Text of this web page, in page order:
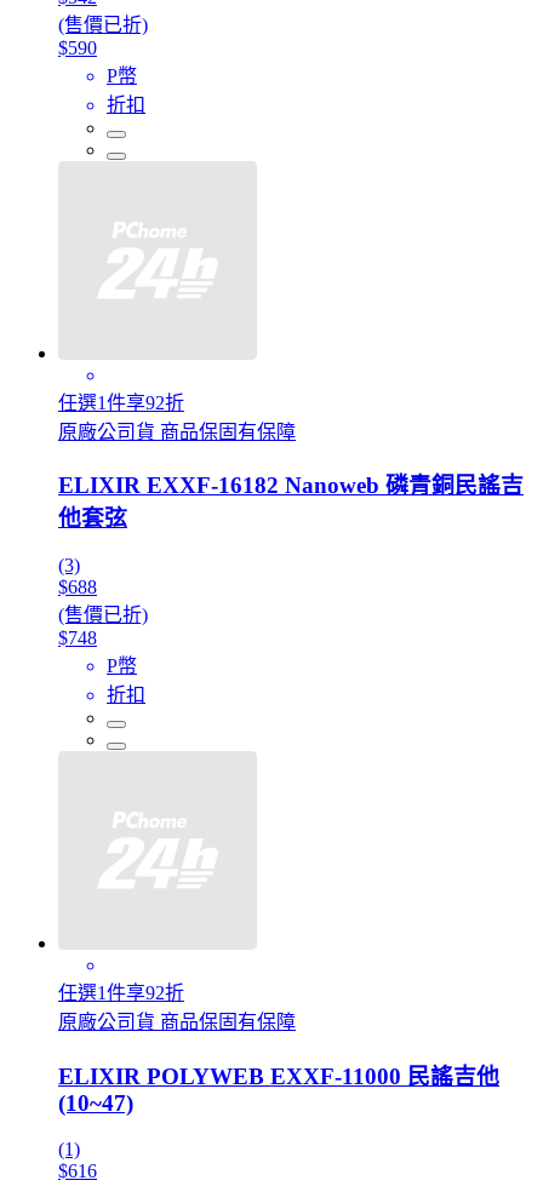
(售價已折)
$590
P幣
折扣
任選1件享92折
原廠公司貨 商品保固有保障
ELIXIR EXXF-16182 Nanoweb 磷青銅民謠吉
他套弦
(3)
$688
(售價已折)
$748
P幣
折扣
任選1件享92折
原廠公司貨 商品保固有保障
ELIXIR POLYWEB EXXF-11000 民謠吉他
(10~47)
(1)
$616